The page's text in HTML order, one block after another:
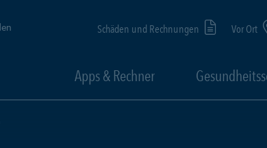
Schäden und Rechnungen Vor Ort
Apps & Rechner